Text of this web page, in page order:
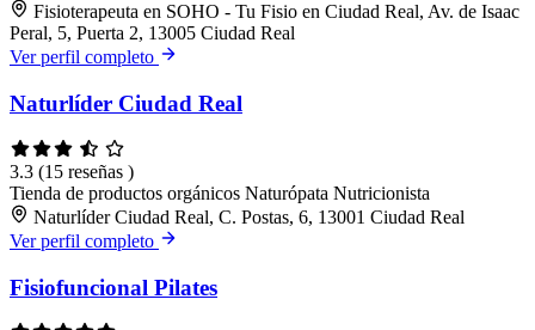
Fisioterapeuta en SOHO - Tu Fisio en Ciudad Real, Av. de Isaac
Peral, 5, Puerta 2, 13005 Ciudad Real
Ver perfil completo
Naturlíder Ciudad Real
3.3 (15 reseñas )
Tienda de productos orgánicos Naturópata Nutricionista
Naturlíder Ciudad Real, C. Postas, 6, 13001 Ciudad Real
Ver perfil completo
Fisiofuncional Pilates